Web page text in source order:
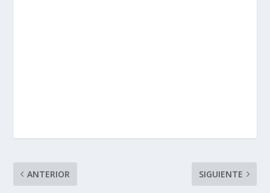
ANTERIOR SIGUIENTE